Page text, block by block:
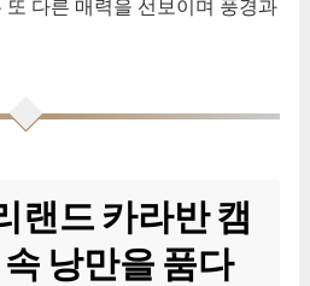
다른 매력을 선보이며 풍경과
랜드 카라반 캠
낭만을 품다